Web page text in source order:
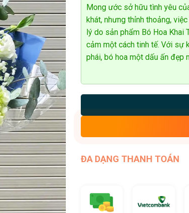
Mong ước sở hữu tình yêu
khát, nhưng thỉnh thoảng,
lý do sản phẩm Bó Hoa Khai
cảm một cách tinh tế. Với sự
phái, bó hoa một dấu ấn đẹp
ĐA DẠNG THANH TOÁN